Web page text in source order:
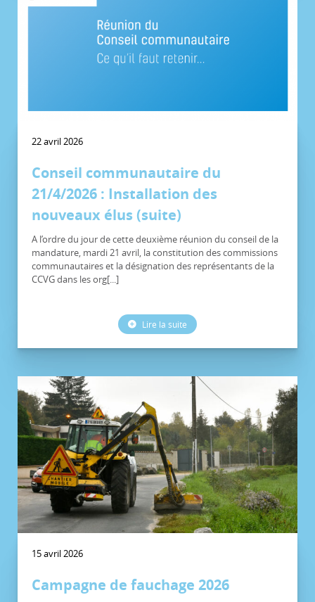
22 avril 2026
Conseil communautaire du
21/4/2026 : Installation des
nouveaux élus (suite)
A l’ordre du jour de cette deuxième réunion du conseil de la
mandature, mardi 21 avril, la constitution des commissions
communautaires et la désignation des représentants de la
CCVG dans les org[...]
Lire la suite
15 avril 2026
Campagne de fauchage 2026